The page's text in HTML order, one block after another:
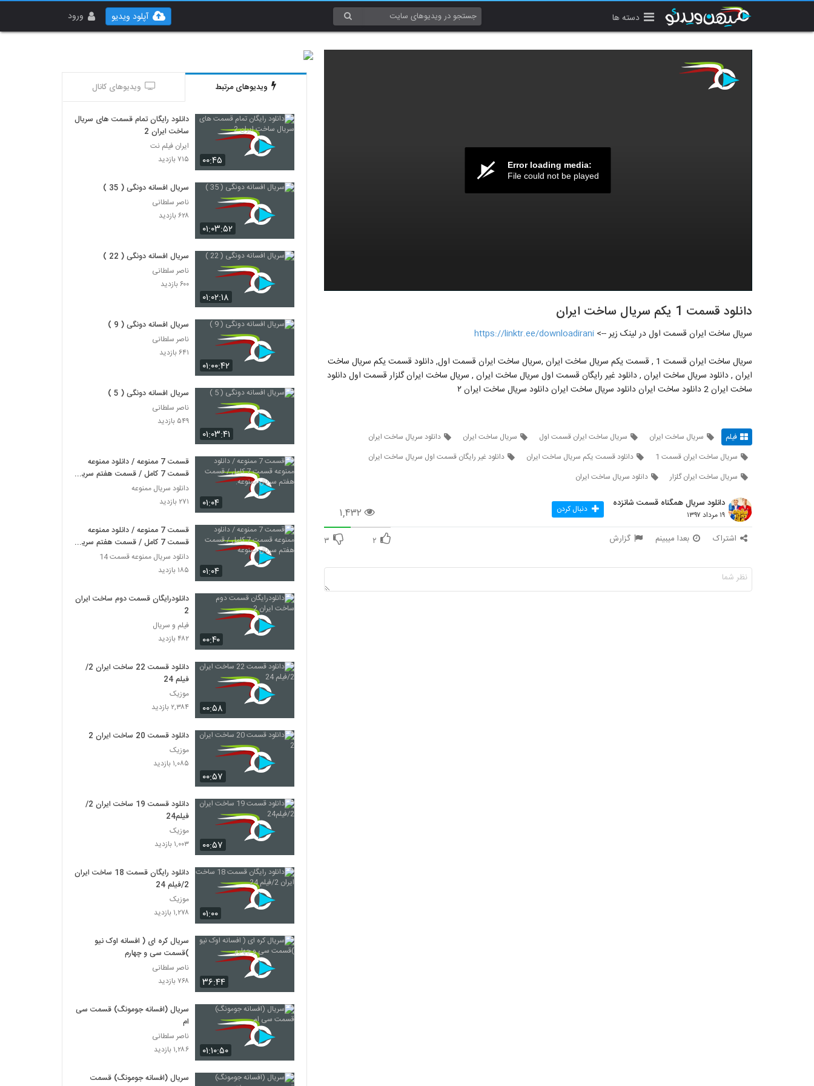
دسته ها ورود آپلود ویدیو
Error loading media:
File could not be played
دانلود قسمت 1 یکم سریال ساخت ایران
سریال ساخت ایران قسمت اول در لینک زیر --> https://linktr.ee/downloadirani
سریال ساخت ایران قسمت 1 , قسمت یکم سریال ساخت ایران ,سریال ساخت ایران قسمت اول, دانلود قسمت یکم سریال ساخت
ایران , دانلود سریال ساخت ایران , دانلود غیر رایگان قسمت اول سریال ساخت ایران , سریال ساخت ایران گلزار قسمت اول دانلود
ساخت ایران 2 دانلود ساخت ایران دانلود سریال ساخت ایران دانلود سریال ساخت ایران ۲
فیلم سریال ساخت ایران سریال ساخت ایران قسمت اول سریال ساخت ایران
دانلود سریال ساخت ایران
سریال ساخت ایران قسمت 1
دانلود قسمت یکم سریال ساخت ایران
دانلود غیر رایگان قسمت اول سریال ساخت ایران
سریال ساخت ایران گلزار
دانلود سریال ساخت ایران
۱,۴۳۲
دانلود سریال همگناه قسمت شانزده
۱۹ مرداد ۱۳۹۷ دنبال کردن
اشتراک بعدا میبینم گزارش ۲ ۳
ویدیوهای مرتبط ویدیوهای کانال
۰۰:۴۵
دانلود رایگان تمام قسمت های سریال
ساخت ایران 2
ایران فیلم نت
۷۱۵ بازدید
۰۱:۰۳:۵۲
سریال افسانه دونگی ( 35 )
ناصر سلطانی
۶۲۸ بازدید
۰۱:۰۲:۱۸
سریال افسانه دونگی ( 22 )
ناصر سلطانی
۶۰۰ بازدید
۰۱:۰۰:۴۲
سریال افسانه دونگی ( 9 )
ناصر سلطانی
۶۴۱ بازدید
۰۱:۰۳:۴۱
سریال افسانه دونگی ( 5 )
ناصر سلطانی
۵۴۹ بازدید
۰۱:۰۴
قسمت 7 ممنوعه / دانلود ممنوعه
قسمت 7 کامل / قسمت هفتم سریال
ممنوعه.
دانلود سریال ممنوعه
۲۷۱ بازدید
۰۱:۰۴
قسمت 7 ممنوعه / دانلود ممنوعه
قسمت 7 کامل / قسمت هفتم سریال
ممنوعه
دانلود سریال ممنوعه قسمت 14
۱۸۵ بازدید
۰۰:۴۰
دانلودرایگان قسمت دوم ساخت ایران
2
فیلم و سریال
۴۸۲ بازدید
۰۰:۵۸
دانلود قسمت 22 ساخت ایران 2/
فیلم 24
موزیک
۲,۳۸۴ بازدید
۰۰:۵۷
دانلود قسمت 20 ساخت ایران 2
موزیک
۱,۰۸۵ بازدید
۰۰:۵۷
دانلود قسمت 19 ساخت ایران 2/
فیلم24
موزیک
۱,۰۰۳ بازدید
۰۱:۰۰
دانلود رایگان قسمت 18 ساخت ایران
2/فیلم 24
موزیک
۱,۲۷۸ بازدید
۳۶:۴۴
سریال کره ای ( افسانه اوک نیو
)قسمت سی و چهارم
ناصر سلطانی
۷۶۸ بازدید
۰۱:۱۰:۵۰
سریال (افسانه جومونگ) قسمت سی
ام
ناصر سلطانی
۱,۲۸۶ بازدید
سریال (افسانه جومونگ) قسمت